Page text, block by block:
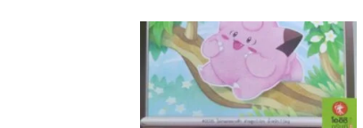
Add to
wishlist